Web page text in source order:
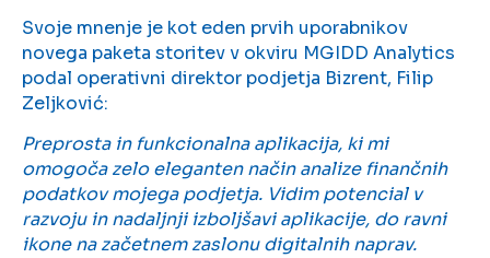
Svoje mnenje je kot eden prvih uporabnikov
novega paketa storitev v okviru MGIDD Analytics
podal operativni direktor podjetja Bizrent, Filip
Zeljković:
Preprosta in funkcionalna aplikacija, ki mi
omogoča zelo eleganten način analize finančnih
podatkov mojega podjetja. Vidim potencial v
razvoju in nadaljnji izboljšavi aplikacije, do ravni
ikone na začetnem zaslonu digitalnih naprav.